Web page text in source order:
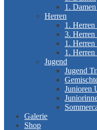
1.
Herren
1. Herren
3. Herren
1. Herren
1. Herren
Jugend
Jugend
Junioren
Galerie
Shop